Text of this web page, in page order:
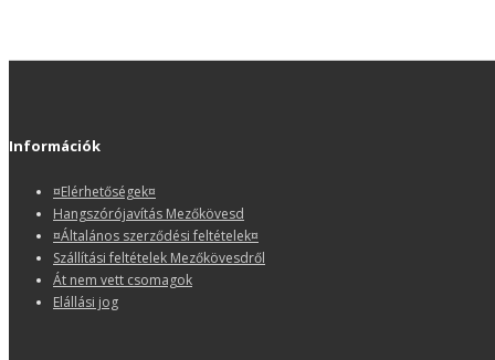
Információk
¤Elérhetőségek¤
Hangszórójavítás Mezőkövesd
¤Általános szerződési feltételek¤
Szállítási feltételek Mezőkövesdről
Át nem vett csomagok
Elállási jog